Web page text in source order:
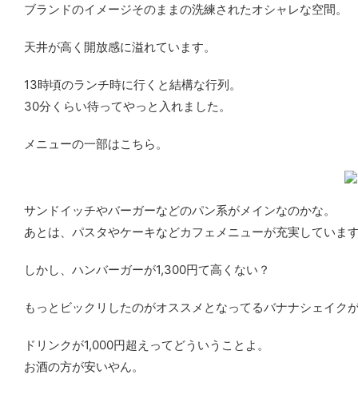
ブランドのイメージそのままの洗練されたオシャレな空間。
天井が高く開放感に溢れています。
13時頃のランチ時に行くと結構な行列。
30分くらい待ってやっと入れました。
メニューの一部はこちら。
サンドイッチやバーガーなどのパン系がメインなのかな。
あとは、パスタやケーキなどカフェメニューが充実しています
しかし、ハンバーガーが1,300円て高くない？
もっとビックリしたのがオススメとなってるバナナシェイク
ドリンクが1,000円超えってどういうことよ。
お酒の方が安いやん。